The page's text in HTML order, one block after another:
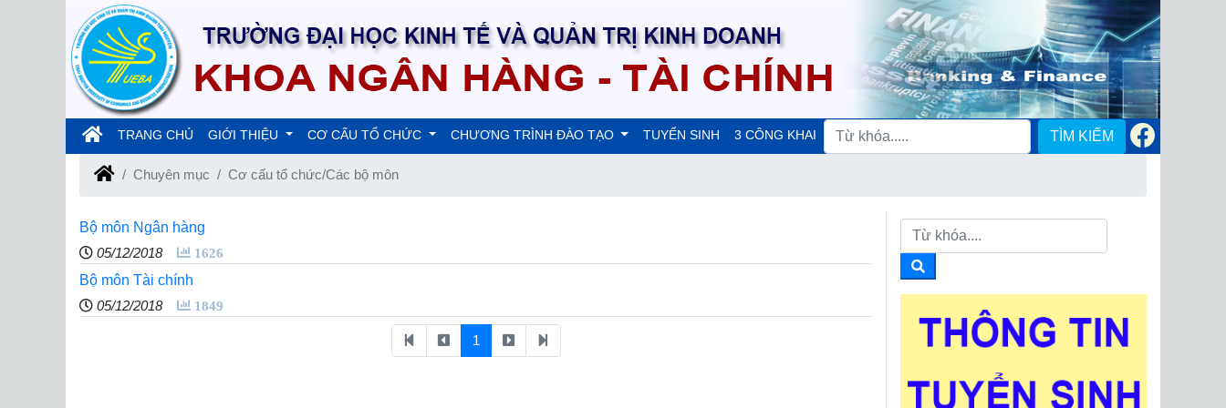
TRANG CHỦ (current)
GIỚI THIỆU CƠ CẤU TỔ CHỨC CHƯƠNG TRÌNH ĐÀO TẠO TUYỂN SINH 3 CÔNG KHAI TÌM KIẾM
Chuyên mục Cơ cấu tổ chức/Các bộ môn
Bộ môn Ngân hàng
05/12/2018
1626
Bộ môn Tài chính
05/12/2018
1849
1